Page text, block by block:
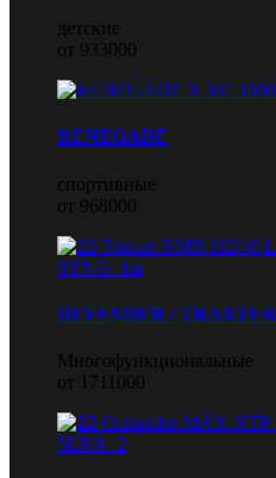
детские
от 933000
RENEGADE
спортивные
от 968000
DEFENDER / TRAXTER
Многофункциональные
от 1711000